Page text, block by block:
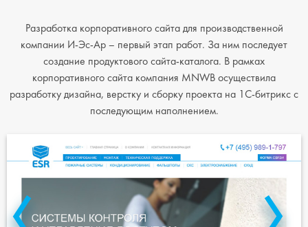
Разработка корпоративного сайта для производственной
компании И-Эс-Ар – первый этап работ. За ним последует
создание продуктового сайта-каталога. В рамках
корпоративного сайта компания MNWB осуществила
разработку дизайна, верстку и сборку проекта на 1С-битрикс с
последующим наполнением.